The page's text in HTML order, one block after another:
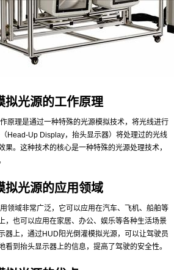
拟光源的工作原理
原理是通过一种特殊的光源模拟技术，将光线进行
Head-Up Display，抬头显示器）将处理过的光线
果。这种技术的核心是一种特殊的光源处理技术，
拟光源的应用领域
领域非常广泛，它可以应用在汽车、飞机、船舶等
，也可以应用在家居、办公、娱乐等各种生活场景
器上，通过HUD阳光倒灌模拟光源，可以让驾驶员
看到抬头显示器上的信息，提高了驾驶的安全性。